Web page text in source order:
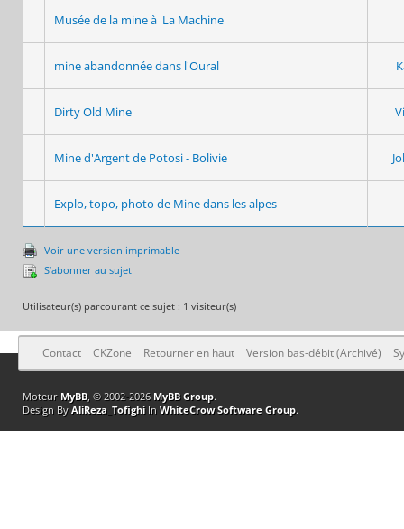
Musée de la mine à La Machine
mine abandonnée dans l'Oural
Dirty Old Mine
Mine d'Argent de Potosi - Bolivie
Explo, topo, photo de Mine dans les alpes
Voir une version imprimable
S’abonner au sujet
Utilisateur(s) parcourant ce sujet : 1 visiteur(s)
Contact CKZone Retourner en haut Version bas-débit (Archivé)
Moteur MyBB, © 2002-2026 MyBB Group.
Design By AliReza_TofighiIn WhiteCrow Software Group.